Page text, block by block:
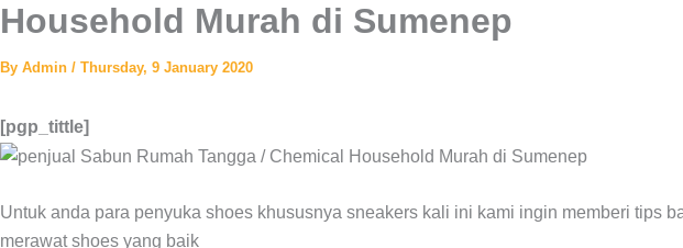
Household Murah di Sumenep
By Admin / Thursday, 9 January 2020
[pgp_tittle]
Untuk anda para penyuka shoes khususnya sneakers kali ini kami ingin memberi tips
merawat shoes yang baik